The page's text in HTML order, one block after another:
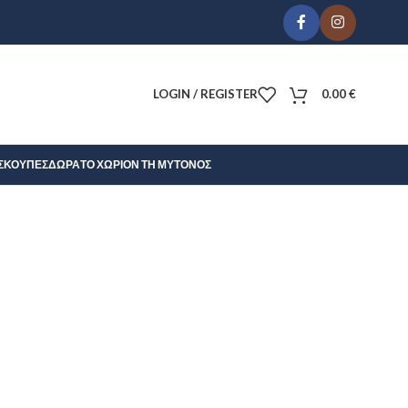
LOGIN / REGISTER 0.00€
ΚΟΎΠΕΣΔΏΡΑΤΟ ΧΩΡΊΟΝ ΤΗ ΜΎΤΟΝΟΣ